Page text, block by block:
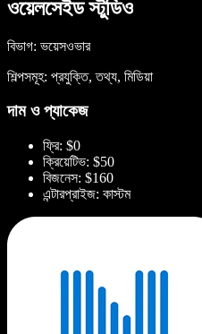
ওয়েলসেইড স্টুডিও
বিভাগ: ভয়েসওভার
শিল্পসমূহ: প্রযুক্তি, তথ্য, মিডিয়া
দাম ও প্যাকেজ
ফ্রি: $0
ক্রিয়েটিভ: $50
বিজনেস: $160
এন্টারপ্রাইজ: কাস্টম